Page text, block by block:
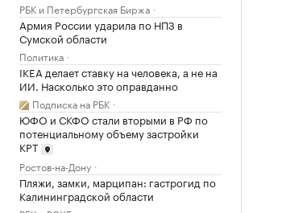
РБК и Петербургская Биржа
Армия России ударила по НПЗ в
Сумской области
Политика
IKEA делает ставку на человека, а не на
ИИ. Насколько это оправданно
Подписка на РБК
ЮФО и СКФО стали вторыми в РФ по
потенциальному объему застройки
КРТ
Ростов-на-Дону
Пляжи, замки, марципан: гастрогид по
Калининградской области